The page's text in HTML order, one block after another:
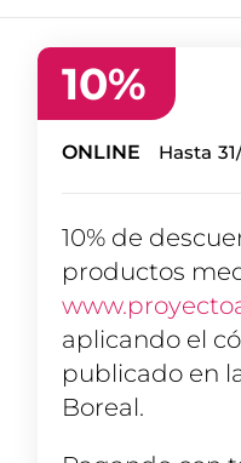
10%
ONLINE Hasta
10% de
productos
aplicando el
publicado en
Boreal.